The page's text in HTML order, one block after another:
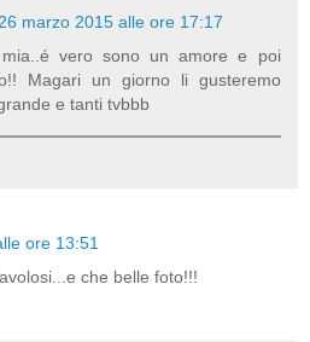
26 marzo 2015 alle ore 17:17
mia..é vero sono un amore e poi
Magari un giorno li gusteremo
e tanti tvbbb
ore 13:51
che belle foto!!!